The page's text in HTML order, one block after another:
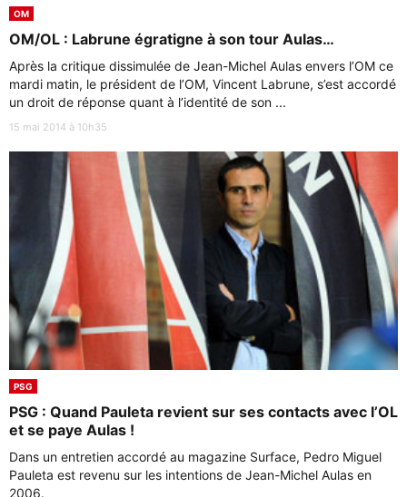
OM
OM/OL : Labrune égratigne à son tour Aulas…
Après la critique dissimulée de Jean-Michel Aulas envers l’OM ce
mardi matin, le président de l’OM, Vincent Labrune, s’est accordé
un droit de réponse quant à l’identité de son ...
15 mai 2014 à 10h35
PSG
PSG : Quand Pauleta revient sur ses contacts avec l’OL
et se paye Aulas !
Dans un entretien accordé au magazine Surface, Pedro Miguel
Pauleta est revenu sur les intentions de Jean-Michel Aulas en
2006.